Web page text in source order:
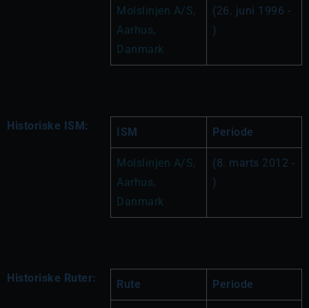
Molslinjen A/S,
Aarhus,
Danmark
(26. juni 1996 -
)
Historiske ISM: ISM Periode
Molslinjen A/S,
Aarhus,
Danmark
(8. marts 2012 -
)
Historiske Ruter: Rute Periode